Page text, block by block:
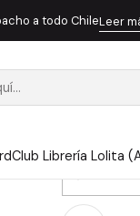
Club Librería Lolita
a todo ChileLeer
De Coleccionar
EL
Cantidad